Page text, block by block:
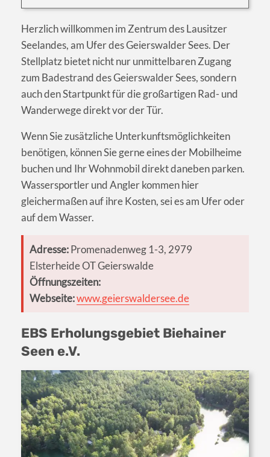
Herzlich willkommen im Zentrum des Lausitzer
Seelandes, am Ufer des Geierswalder Sees. Der
Stellplatz bietet nicht nur unmittelbaren Zugang
zum Badestrand des Geierswalder Sees, sondern
auch den Startpunkt für die großartigen Rad- und
Wanderwege direkt vor der Tür.
Wenn Sie zusätzliche Unterkunftsmöglichkeiten
benötigen, können Sie gerne eines der Mobilheime
buchen und Ihr Wohnmobil direkt daneben parken.
Wassersportler und Angler kommen hier
gleichermaßen auf ihre Kosten, sei es am Ufer oder
auf dem Wasser.
Adresse:Promenadenweg 1-3, 2979
Elsterheide OT Geierswalde
Öffnungszeiten:
Webseite:www.geierswaldersee.de
EBS Erholungsgebiet Biehainer
Seen e.V.